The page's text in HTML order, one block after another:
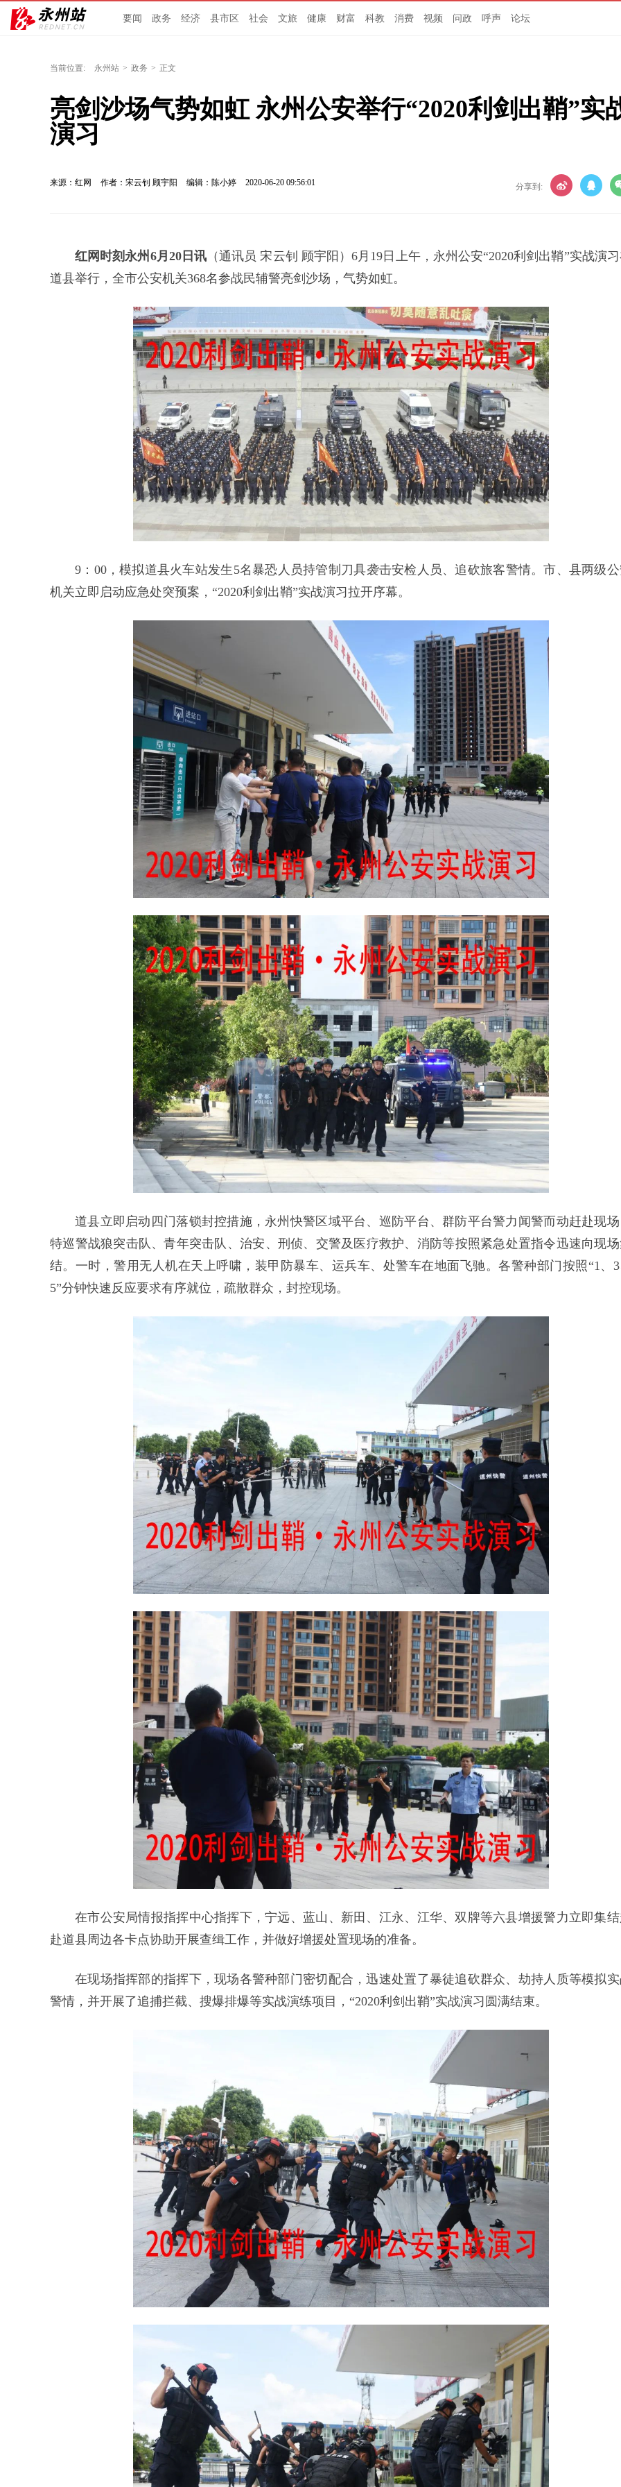
要闻 政务 经济 县市区 社会 文旅 健康 财富 科教 消费 视频 问政 呼声 论坛
当前位置: 永州站 > 政务 > 正文
亮剑沙场气势如虹 永州公安举行“2020利剑出鞘”实
演习
来源：红网 作者：宋云钊 顾宇阳 编辑：陈小婷 2020-06-20 09:56:01 分享到:
红网时刻永州6月20日讯（通讯员 宋云钊 顾宇阳 ）6月19日上午，永州公安“2020利剑出鞘”实战演
道县举行，全市公安机关368名参战民辅警亮剑沙场，气势如虹。
9：00，模拟道县火车站发生5名暴恐人员持管制刀具袭击安检人员、追砍旅客警情。市、县两级
机关立即启动应急处突预案，“2020利剑出鞘”实战演习拉开序幕。
道县立即启动四门落锁封控措施，永州快警区域平台、巡防平台、群防平台警力闻警而动赶赴现
特巡警战狼突击队、青年突击队、治安、刑侦、交警及医疗救护、消防等按照紧急处置指令迅速向现
结。一时，警用无人机在天上呼啸，装甲防暴车、运兵车、处警车在地面飞驰。各警种部门按照“1、
5”分钟快速反应要求有序就位，疏散群众，封控现场。
在市公安局情报指挥中心指挥下，宁远、蓝山、新田、江永、江华、双牌等六县增援警力立即集
赴道县周边各卡点协助开展查缉工作，并做好增援处置现场的准备。
在现场指挥部的指挥下，现场各警种部门密切配合，迅速处置了暴徒追砍群众、劫持人质等模拟
警情，并开展了追捕拦截、搜爆排爆等实战演练项目，“2020利剑出鞘”实战演习圆满结束。